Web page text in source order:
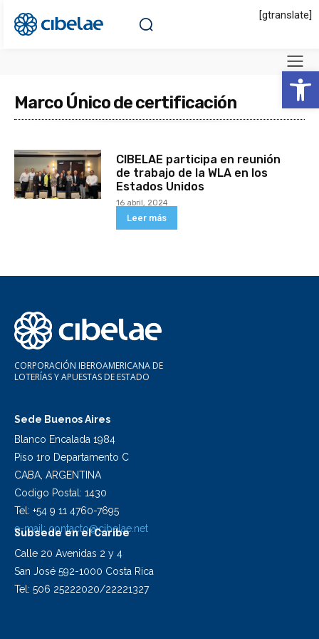
Abrir
[gtranslate]
Marco Único de certificación
CIBELAE participa en reunión
de trabajo de la WLA en los
Estados Unidos
16 abril, 2024
Leer más
CORPORACIÓN IBEROAMERICANA DE
LOTERÍAS Y APUESTAS DE ESTADO
Sede Buenos Aires
Blanco Encalada 1984
Piso 1ro Departamento C
CABA, ARGENTINA
Codigo Postal: 1430
Tel: +54 9 11 4760-7695
e-mail: contacto@cibelae.net
Subsede en el Caribe
Calle 20 Avenidas 2 y 4
San José 592-1000 Costa Rica
Tel: 506 25222020/22221327